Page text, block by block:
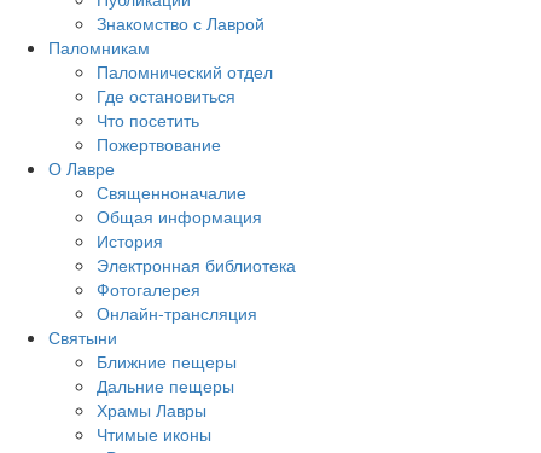
Знакомство с Лаврой
Паломникам
Паломнический отдел
Где остановиться
Что посетить
Пожертвование
О Лавре
Священноначалие
Общая информация
История
Электронная библиотека
Фотогалерея
Онлайн-трансляция
Святыни
Ближние пещеры
Дальние пещеры
Храмы Лавры
Чтимые иконы